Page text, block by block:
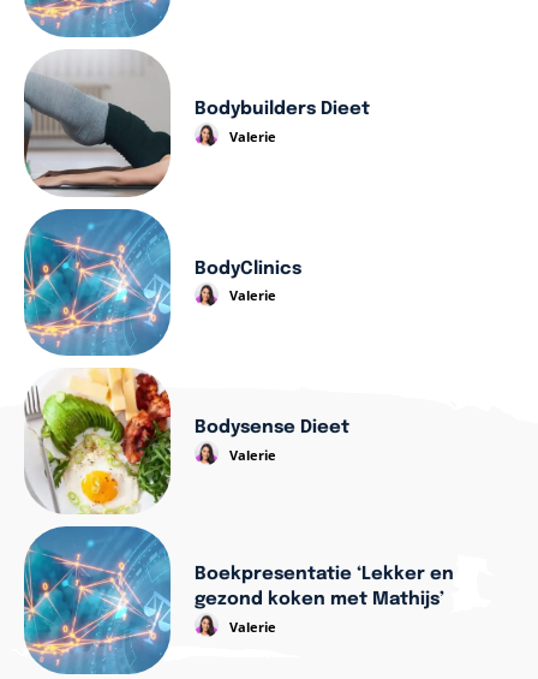
Bodybuilders Dieet
Valerie
BodyClinics
Valerie
Bodysense Dieet
Valerie
Boekpresentatie ‘Lekker en
gezond koken met Mathijs’
Valerie